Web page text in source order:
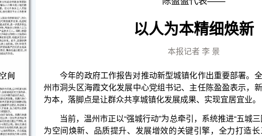
以人为本精细焕新
本报记者 李 景
今年的政府工作报告对推动新型城镇化作出重要部署。全国人大代表，浙江省温
为本，落脚点是让群众共享城镇化发展成果、实现宜居宜业。
当前，温州市正以“强城行动”为总牵引，系统推进“五城三园”建设，将城市更新作
为空间焕新、品质提升、发展增效的关键引擎，全力打造长三角南翼品质名城。今
年，第十五届中国国际园林博览会将在温州举办。温州紧扣“百姓园博”“全城园博”理
念，持续提升城市功能，高水平建设现代化人民城市。届时，许多市民家门口的公园
绿地和文旅项目将成为园博分会场，让更多群众共享城市发展红利。